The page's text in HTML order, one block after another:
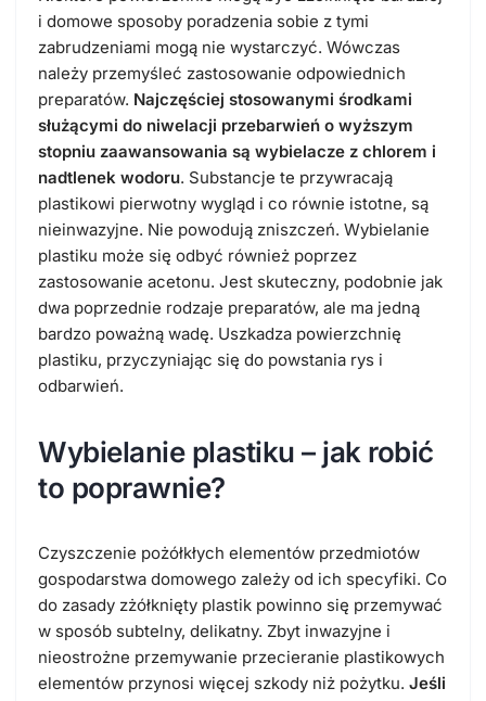
i domowe sposoby poradzenia sobie z tymi
zabrudzeniami mogą nie wystarczyć. Wówczas
należy przemyśleć zastosowanie odpowiednich
preparatów. Najczęściej stosowanymi środkami
służącymi do niwelacji przebarwień o wyższym
stopniu zaawansowania są wybielacze z chlorem i
nadtlenek wodoru. Substancje te przywracają
plastikowi pierwotny wygląd i co równie istotne, są
nieinwazyjne. Nie powodują zniszczeń. Wybielanie
plastiku może się odbyć również poprzez
zastosowanie acetonu. Jest skuteczny, podobnie jak
dwa poprzednie rodzaje preparatów, ale ma jedną
bardzo poważną wadę. Uszkadza powierzchnię
plastiku, przyczyniając się do powstania rys i
odbarwień.
Wybielanie plastiku – jak robić
to poprawnie?
Czyszczenie pożółkłych elementów przedmiotów
gospodarstwa domowego zależy od ich specyfiki. Co
do zasady zżółknięty plastik powinno się przemywać
w sposób subtelny, delikatny. Zbyt inwazyjne i
nieostrożne przemywanie przecieranie plastikowych
elementów przynosi więcej szkody niż pożytku. Jeśli